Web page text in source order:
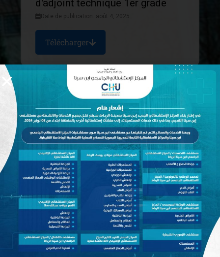
d'adjoint technique 1er grade
Date de publication: août 4, 2025
Télécharger
Chirurgiens dentistes - 1er grade
Date de publication: juin 24, 2025
Télécharger
Médecins généralistes - 1er
grade
Date de publication: juin 24, 2025